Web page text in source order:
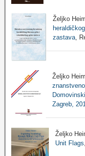
Željko
zastava,
Željko
Zagreb,
Željko
Unit Flags